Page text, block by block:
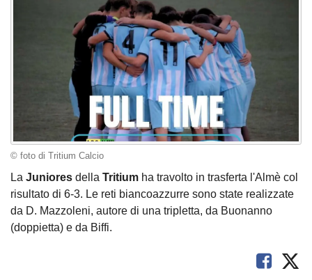
© foto di Tritium Calcio
La Juniores della Tritium ha travolto in trasferta l'Almè col
risultato di 6-3. Le reti biancoazzurre sono state realizzate
da D. Mazzoleni, autore di una tripletta, da Buonanno
(doppietta) e da Biffi.